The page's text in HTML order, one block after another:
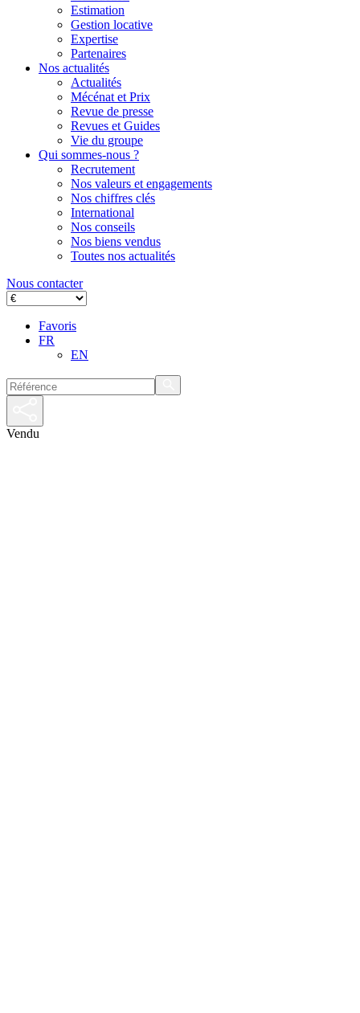
Estimation
Gestion locative
Expertise
Partenaires
Nos actualités
Actualités
Mécénat et Prix
Revue de presse
Revues et Guides
Vie du groupe
Qui sommes-nous ?
Recrutement
Nos valeurs et engagements
Nos chiffres clés
International
Nos conseils
Nos biens vendus
Toutes nos actualités
Nous contacter
Favoris
FR
EN
Vendu